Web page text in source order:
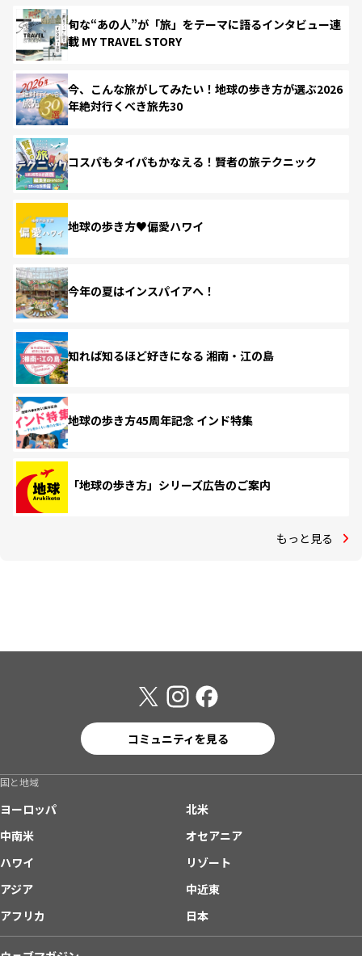
旬な“あの人”が「旅」をテーマに語るインタビュー連
載 MY TRAVEL STORY
今、こんな旅がしてみたい！地球の歩き方が選ぶ2026
年絶対行くべき旅先30
コスパもタイパもかなえる！賢者の旅テクニック
地球の歩き方♥偏愛ハワイ
今年の夏はインスパイアへ！
知れば知るほど好きになる 湘南・江の島
地球の歩き方45周年記念 インド特集
「地球の歩き方」シリーズ広告のご案内
もっと見る
コミュニティを見る
国と地域
ヨーロッパ
北米
中南米
オセアニア
ハワイ
リゾート
アジア
中近東
アフリカ
日本